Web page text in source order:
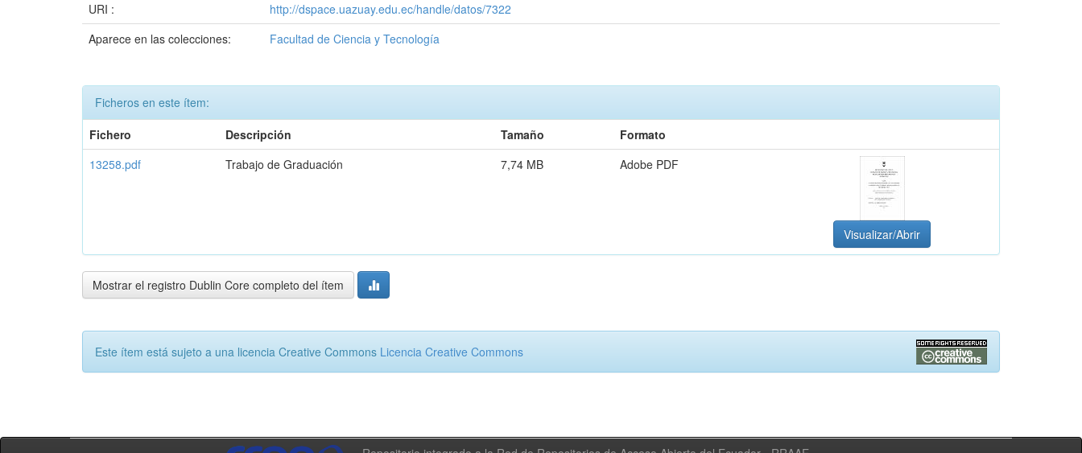
URI :
http://dspace.uazuay.edu.ec/handle/datos/7322
Aparece en las colecciones:
Facultad de Ciencia y Tecnología
Ficheros en este ítem:
Fichero
Descripción Tamaño
Formato
13258.pdf
Trabajo de Graduación 7,74 MB Adobe PDF
Visualizar/Abrir
Mostrar el registro Dublin Core completo del ítem
Este ítem está sujeto a una licencia Creative Commons Licencia Creative Commons